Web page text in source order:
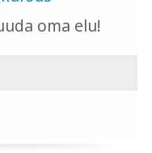
oma elu!